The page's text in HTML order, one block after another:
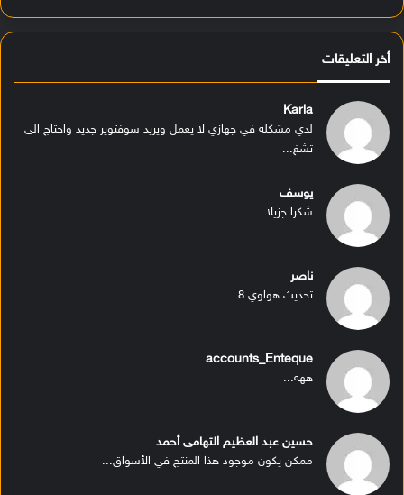
أخر التعليقات
Karla
لدي مشكله في جهازي لا يعمل ويريد سوفتوير جديد واحتاج الى
تشغ...
يوسف
شكرا جزيلا...
ناصر
تحديث هواوي 8...
accounts_Enteque
ههه...
حسين عبد العظيم التهامى أحمد
ممكن يكون موجود هذا المنتج في الأسواق...